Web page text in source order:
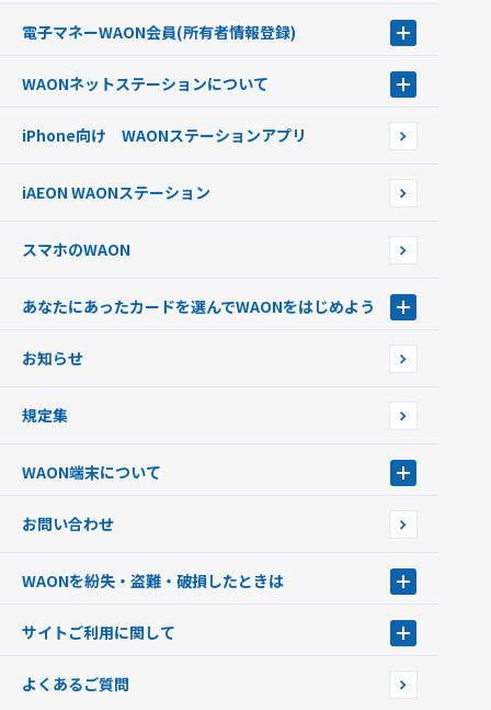
現金でチャージする
銀行口座・ATMからチャージする
オートチャージ
ポイントからチャージする
チャージ上限金額の変更について
電子マネーWAON会員(所有者情報登録)
WAON POINTサービス会員登録に伴う個人データの共同利用のお知
WAONネットステーションについて
WAONネットステーションWAON端末について
iPhone向け WAONステーションアプリ
iAEON WAONステーション
スマホのWAON
あなたにあったカードを選んでWAONをはじめよう
フードバンク応援WAON
ご当地WAON
G.G WAON
WAONカード・WAONカードプラス
モバイルWAON
提携WAONカード
お知らせ
規定集
WAON端末について
WAONネットステーション
新型WAONステーション
WAONチャージャーmini
お問い合わせ
WAONを紛失・盗難・破損したときは
WAONカードの拾得について
サイトご利用に関して
企業情報
よくあるご質問